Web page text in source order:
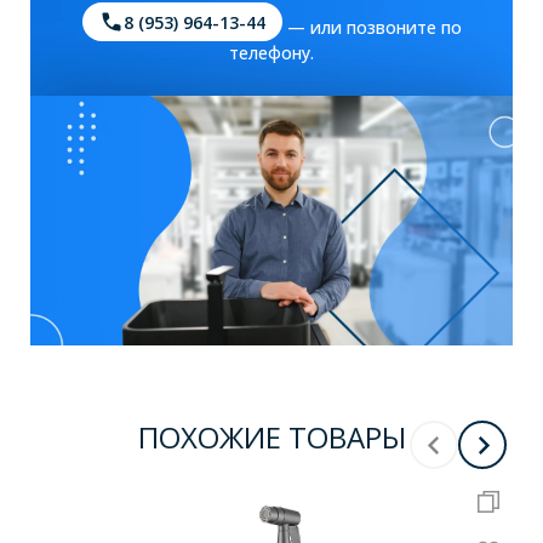
8 (953) 964-13-44
— или позвоните по
телефону.
ПОХОЖИЕ ТОВАРЫ